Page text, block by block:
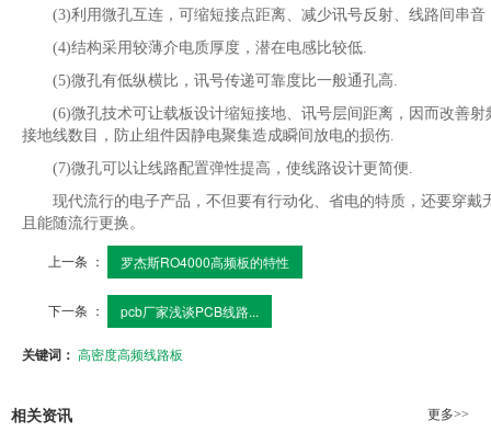
(3)利用微孔互连，可缩短接点距离、减少讯号反射、线路间串音
(4)结构采用较薄介电质厚度，潜在电感比较低.
(5)微孔有低纵横比，讯号传递可靠度比一般通孔高.
(6)微孔技术可让载板设计缩短接地、讯号层间距离，因而改善射
接地线数目，防止组件因静电聚集造成瞬间放电的损伤.
(7)微孔可以让线路配置弹性提高，使线路设计更简便.
现代流行的电子产品，不但要有行动化、省电的特质，还要穿戴
且能随流行更换。
上一条 ： 罗杰斯RO4000高频板的特性
下一条 ： pcb厂家浅谈PCB线路...
关键词： 高密度高频线路板
相关资讯 更多>>